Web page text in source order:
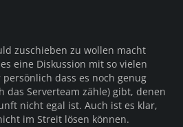
zuschieben zu wollen macht
eine Diskussion mit so vielen
dass es noch genug
das Serverteam zähle) gibt, denen
nicht egal ist. Auch ist es klar,
im Streit lösen können.